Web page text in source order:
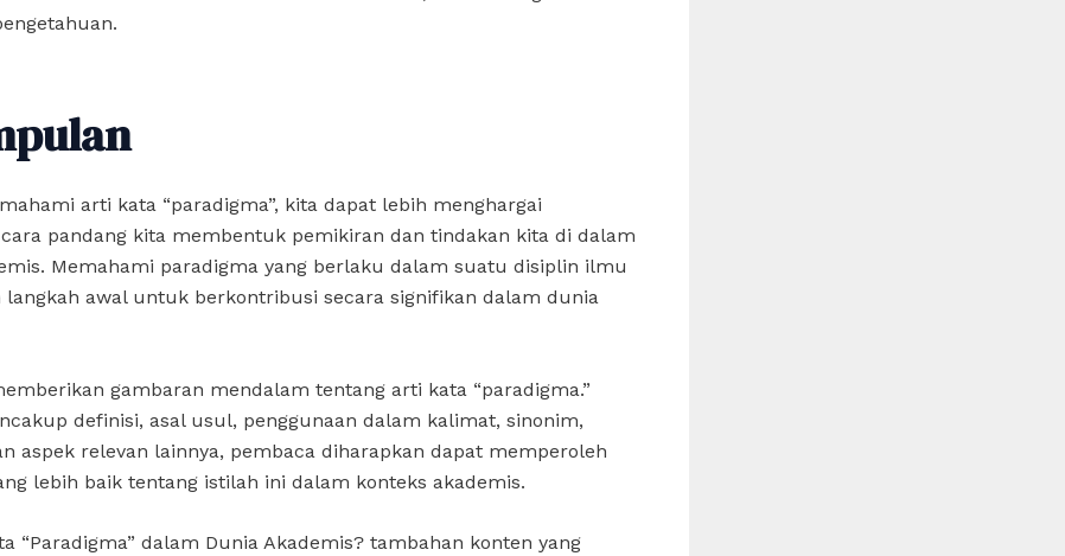
arti kata “paradigma”, kita dapat lebih menghargai
pandang kita membentuk pemikiran dan tindakan kita di dalam
Memahami paradigma yang berlaku dalam suatu disiplin ilmu
langkah awal untuk berkontribusi secara signifikan dalam dunia
gambaran mendalam tentang arti kata “paradigma.”
definisi, asal usul, penggunaan dalam kalimat, sinonim,
aspek relevan lainnya, pembaca diharapkan dapat memperoleh
lebih baik tentang istilah ini dalam konteks akademis.
“Paradigma” dalam Dunia Akademis? tambahan konten yang